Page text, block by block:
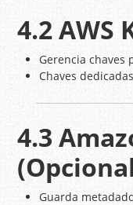
4.2 AWS
Gerencia chaves
Chaves
4.3
Guarda